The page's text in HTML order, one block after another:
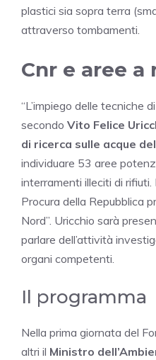
plastici sia sopra terra
attraverso tombamenti.
Cnr e aree a
“L’impiego delle tecniche
secondo Vito Felice
di ricerca sulle acque
individuare 53 aree
interramenti illeciti di
Procura della Repubblica
Nord”. Uricchio sarà
parlare dell’attività
organi competenti.
Il programma
Nella prima giornata del
altri il Ministro